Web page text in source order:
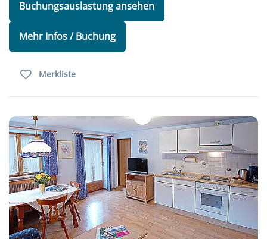
Buchungsauslastung ansehen
Mehr Infos / Buchung
Merkliste